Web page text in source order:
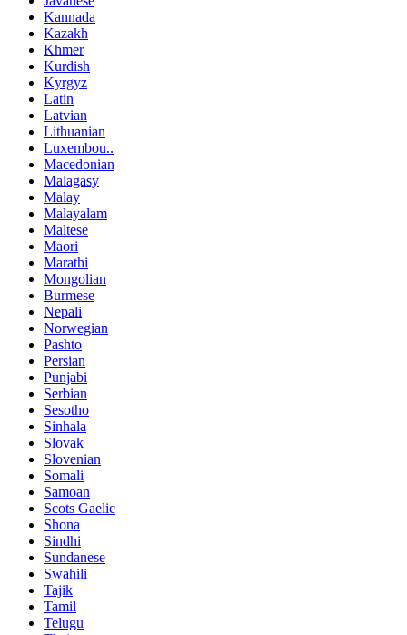
Kannada
Kazakh
Khmer
Kurdish
Kyrgyz
Latin
Latvian
Lithuanian
Luxembou..
Macedonian
Malagasy
Malay
Malayalam
Maltese
Maori
Marathi
Mongolian
Burmese
Nepali
Norwegian
Pashto
Persian
Punjabi
Serbian
Sesotho
Sinhala
Slovak
Slovenian
Somali
Samoan
Scots Gaelic
Shona
Sindhi
Sundanese
Swahili
Tajik
Tamil
Telugu